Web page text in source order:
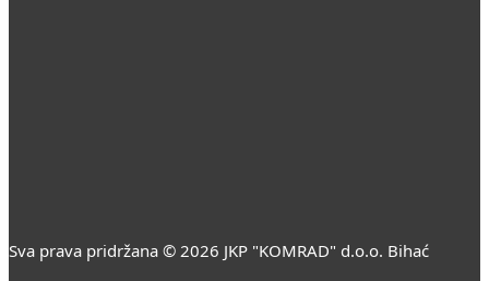
Sva prava pridržana © 2026 JKP "KOMRAD" d.o.o. Bihać